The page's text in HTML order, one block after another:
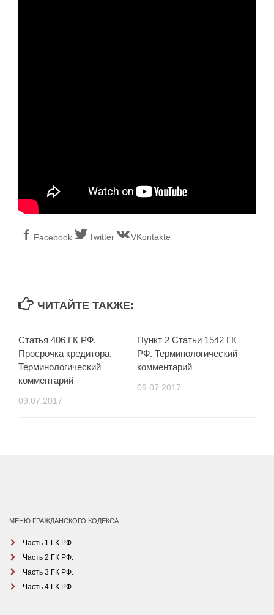
Facebook Twitter VKontakte
ЧИТАЙТЕ ТАКЖЕ:
Статья 406 ГК РФ.
Просрочка кредитора.
Терминологический
комментарий
09.07.2017
Пункт 2 Статьи 1542 ГК
РФ. Терминологический
комментарий
09.07.2017
МЕНЮ ГРАЖДАНСКОГО КОДЕКСА:
Часть 1 ГК РФ.
Часть 2 ГК РФ.
Часть 3 ГК РФ.
Часть 4 ГК РФ.